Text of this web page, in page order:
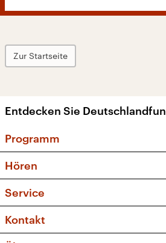
Zur Startseite
Entdecken Sie
Programm
Sendungen und Podcasts
Musikliste
Kakadu – Das
Hören
Frequenzen (UKW + DAB+)
Service
FAQ
Apps
Kontakt